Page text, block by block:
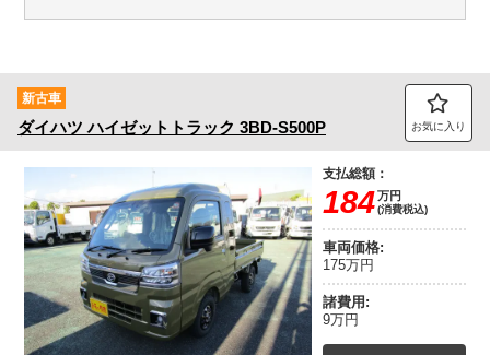
新古車
ダイハツ ハイゼットトラック 3BD-S500P お気に入り
支払総額：
184万円
(消費税込)
車両価格:
175万円
諸費用:
9万円